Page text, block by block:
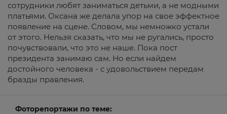
сотрудники любят заниматься детьми, а не модными
платьями. Оксана же делала упор на свое эффектное
появление на сцене. Словом, мы немножко устали
от этого. Нельзя сказать, что мы не ругались, просто
почувствовали, что это не наше. Пока пост
президента занимаю сам. Но если найдем
достойного человека - с удовольствием передам
бразды правления.
Фоторепортажи по теме: